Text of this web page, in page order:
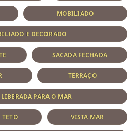
MOBILIADO
E DECORADO
SACADA FECHADA
TERRAÇO
PARA O MAR
VISTA MAR